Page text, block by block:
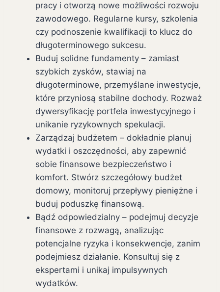
pracy i otworzą nowe możliwości rozwoju
zawodowego. Regularne kursy, szkolenia
czy podnoszenie kwalifikacji to klucz do
długoterminowego sukcesu.
Buduj solidne fundamenty – zamiast
szybkich zysków, stawiaj na
długoterminowe, przemyślane inwestycje,
które przyniosą stabilne dochody. Rozważ
dywersyfikację portfela inwestycyjnego i
unikanie ryzykownych spekulacji.
Zarządzaj budżetem – dokładnie planuj
wydatki i oszczędności, aby zapewnić
sobie finansowe bezpieczeństwo i
komfort. Stwórz szczegółowy budżet
domowy, monitoruj przepływy pieniężne i
buduj poduszkę finansową.
Bądź odpowiedzialny – podejmuj decyzje
finansowe z rozwagą, analizując
potencjalne ryzyka i konsekwencje, zanim
podejmiesz działanie. Konsultuj się z
ekspertami i unikaj impulsywnych
wydatków.